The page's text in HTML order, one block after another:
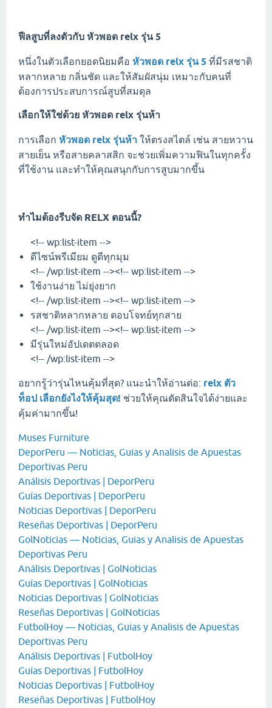
ฟีลสูบที่ลงตัวกับ หัวพอด relx รุ่น 5
หนึ่งในตัวเลือกยอดนิยมคือ หัวพอด relx รุ่น 5 ที่มีรสชาติ
หลากหลาย กลิ่นชัด และให้สัมผัสนุ่ม เหมาะกับคนที่
ต้องการประสบการณ์สูบที่สมดุล
เลือกให้ใช่ด้วย หัวพอด relx รุ่นห้า
การเลือก หัวพอด relx รุ่นห้า ให้ตรงสไตล์ เช่น สายหวาน
สายเย็น หรือสายคลาสสิก จะช่วยเพิ่มความฟินในทุกครั้ง
ที่ใช้งาน และทำให้คุณสนุกกับการสูบมากขึ้น
ทำไมต้องรีบจัด RELX ตอนนี้?
<!-- wp:list-item -->
ดีไซน์พรีเมียม ดูดีทุกมุม
<!-- /wp:list-item --><!-- wp:list-item -->
ใช้งานง่าย ไม่ยุ่งยาก
<!-- /wp:list-item --><!-- wp:list-item -->
รสชาติหลากหลาย ตอบโจทย์ทุกสาย
<!-- /wp:list-item --><!-- wp:list-item -->
มีรุ่นใหม่อัปเดตตลอด
<!-- /wp:list-item -->
อยากรู้ว่ารุ่นไหนคุ้มที่สุด? แนะนำให้อ่านต่อ: relx ตัว
ท็อป เลือกยังไงให้คุ้มสุด! ช่วยให้คุณตัดสินใจได้ง่ายและ
คุ้มค่ามากขึ้น!
Muses Furniture
DeporPeru — Noticias, Guias y Analisis de Apuestas
Deportivas Peru
Análisis Deportivas | DeporPeru
Guías Deportivas | DeporPeru
Noticias Deportivas | DeporPeru
Reseñas Deportivas | DeporPeru
GolNoticias — Noticias, Guias y Analisis de Apuestas
Deportivas Peru
Análisis Deportivas | GolNoticias
Guías Deportivas | GolNoticias
Noticias Deportivas | GolNoticias
Reseñas Deportivas | GolNoticias
FutbolHoy — Noticias, Guias y Analisis de Apuestas
Deportivas Peru
Análisis Deportivas | FutbolHoy
Guías Deportivas | FutbolHoy
Noticias Deportivas | FutbolHoy
Reseñas Deportivas | FutbolHoy